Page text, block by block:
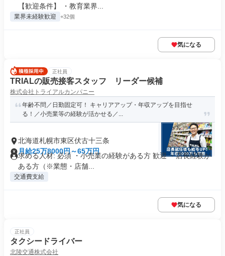
【歓迎条件】 ・教育業界...
業界未経験歓迎 +32個
気になる
正社員
TRIALの販売接客スタッフ リーダー候補
株式会社トライアルカンパニー
年齢不問／日勤固定可！ キャリアアップ・年収アップを目指せ
る！／小売業等の経験が活かせる／...
北海道札幌市東区伏古十三条
月給25万8000円～65万円
求める人材: 必須 ・小売業の経験がある方 歓迎 ・店長経験が
ある方（※業態・店舗...
交通費支給
気になる
正社員
タクシードライバー
北陵交通株式会社